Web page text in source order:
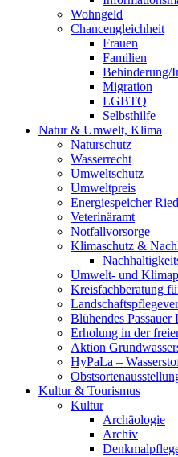
Wohngeld
Chancengleichheit
Frauen
Familien
Behinderung/
Migration
LGBTQ
Selbsthilfe
Natur & Umwelt, Klima
Naturschutz
Wasserrecht
Umweltschutz
Umweltpreis
Energiespeicher
Veterinäramt
Notfallvorsorge
Klimaschutz &
Umwelt- und
Kreisfachberatung
Blühendes Passauer
Erholung in der
Aktion
HyPaLa –
Kultur & Tourismus
Kultur
Archäologie
Archiv